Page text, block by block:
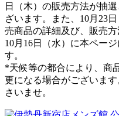
日（木）の販売方法が抽
ざいます。また、10月23
売商品の詳細及び、販売方
10月16日（水）に本ペー
す。
*天候等の都合により、商
更になる場合がございま
さいませ。